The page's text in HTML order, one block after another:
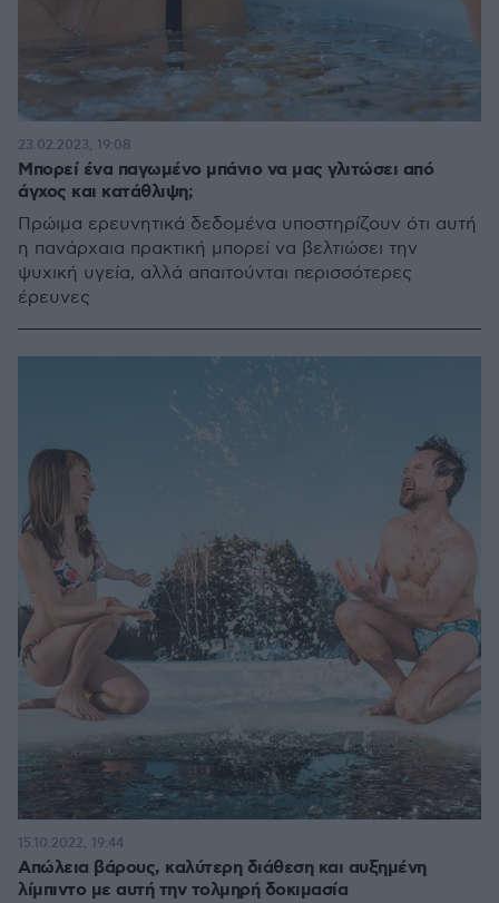
Μπορεί ένα παγωμένο μπάνιο να μας γλιτώσει από
άγχος και κατάθλιψη;
Πρώιμα ερευνητικά δεδομένα υποστηρίζουν ότι αυτή
η πανάρχαια πρακτική μπορεί να βελτιώσει την
ψυχική υγεία, αλλά απαιτούνται περισσότερες
έρευνες
23.02.2023, 19:08
Απώλεια βάρους, καλύτερη διάθεση και αυξημένη
λίμπιντο με αυτή την τολμηρή δοκιμασία
15.10.2022, 19:44